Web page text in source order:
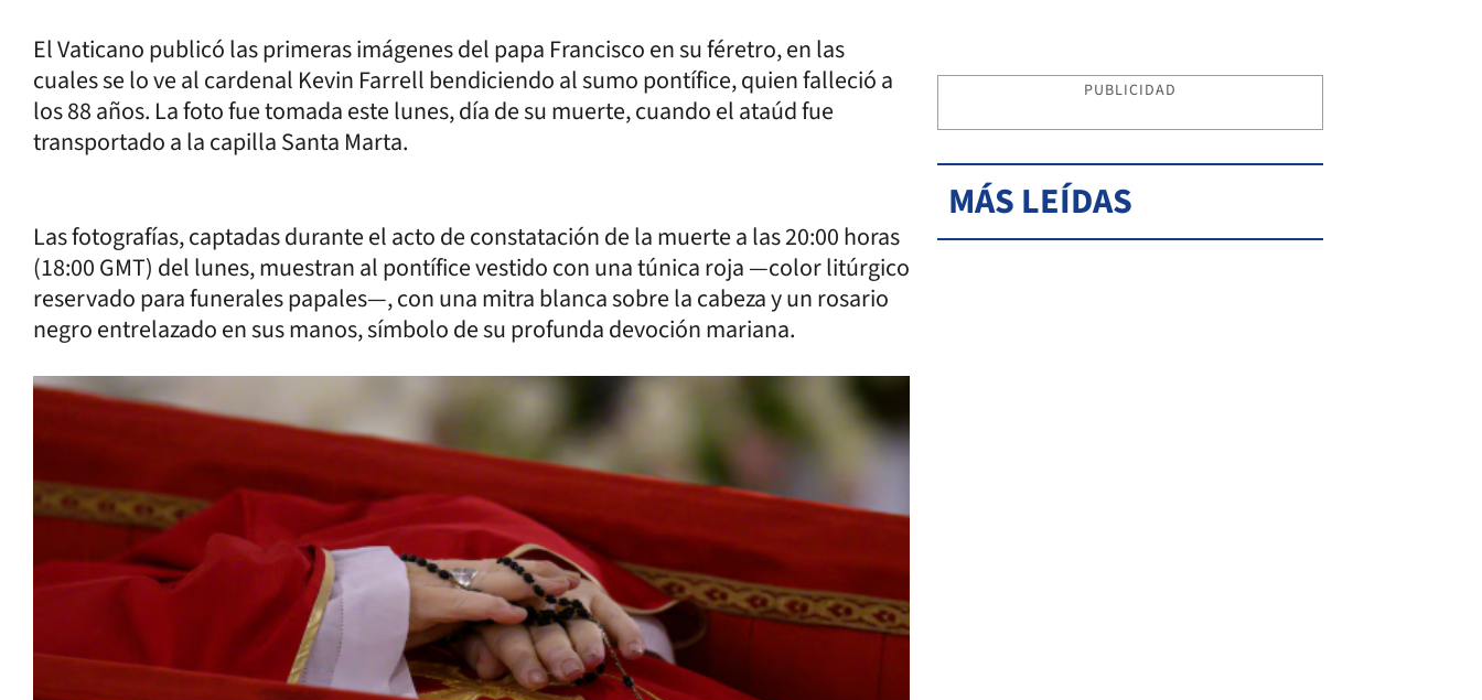
El Vaticano publicó las primeras imágenes del papa Francisco en su féretro, en las
cuales se lo ve al cardenal Kevin Farrell bendiciendo al sumo pontífice, quien falleció a
los 88 años. La foto fue tomada este lunes, día de su muerte, cuando el ataúd fue
transportado a la capilla Santa Marta.
Las fotografías, captadas durante el acto de constatación de la muerte a las 20:00 horas
(18:00 GMT) del lunes, muestran al pontífice vestido con una túnica roja —color litúrgico
reservado para funerales papales—, con una mitra blanca sobre la cabeza y un rosario
negro entrelazado en sus manos, símbolo de su profunda devoción mariana.
PUBLICIDAD
MÁS LEÍDAS